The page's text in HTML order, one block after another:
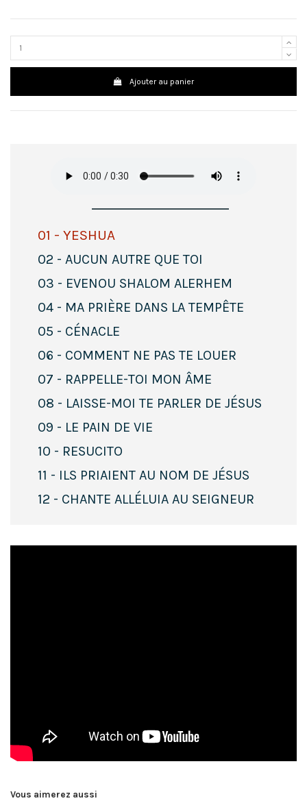
Ajouter au panier
01 - YESHUA
02 - AUCUN AUTRE QUE TOI
03 - EVENOU SHALOM ALERHEM
04 - MA PRIÈRE DANS LA TEMPÊTE
05 - CÉNACLE
06 - COMMENT NE PAS TE LOUER
07 - RAPPELLE-TOI MON ÂME
08 - LAISSE-MOI TE PARLER DE JÉSUS
09 - LE PAIN DE VIE
10 - RESUCITO
11 - ILS PRIAIENT AU NOM DE JÉSUS
12 - CHANTE ALLÉLUIA AU SEIGNEUR
Vous aimerez aussi